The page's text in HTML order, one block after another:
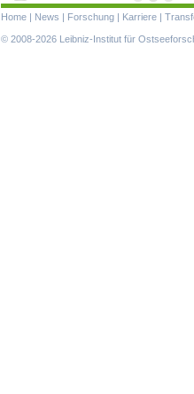
Navigation
überspringen
Home | News | Forschung | Karriere |
© 2008-2026 Leibniz-Institut für